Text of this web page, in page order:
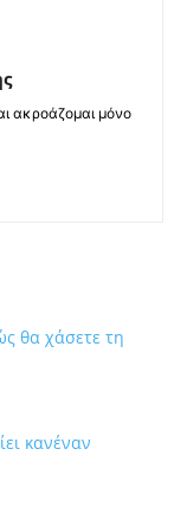
ακροάζομαι μόνο
θα χάσετε τη
κανέναν